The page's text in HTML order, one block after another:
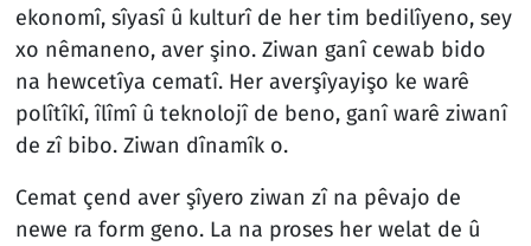
ekonomî, sîyasî û kulturî de her tim bedilîyeno, sey
xo nêmaneno, aver şino. Ziwan ganî cewab bido
na hewcetîya cematî. Her averşîyayişo ke warê
polîtîkî, îlîmî û teknolojî de beno, ganî warê ziwanî
de zî bibo. Ziwan dînamîk o.
Cemat çend aver şîyero ziwan zî na pêvajo de
newe ra form geno. La na proses her welat de û